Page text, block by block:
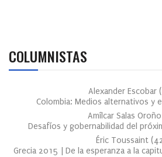
COLUMNISTAS
Alexander Escobar (
Colombia: Medios alternativos y
Amílcar Salas Oroño
Desafíos y gobernabilidad del
Éric Toussaint (
Grecia 2015 | De la esperanza a la